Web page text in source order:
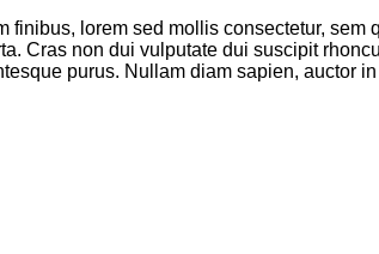
lorem sed mollis consectetur, sem
Cras non dui vulputate dui suscipit
purus. Nullam diam sapien, auctor